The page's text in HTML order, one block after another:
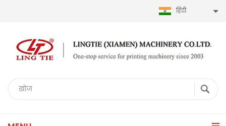
हिंदी